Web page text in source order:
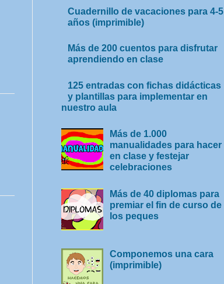
Cuadernillo de vacaciones para 4-5
años (imprimible)
Más de 200 cuentos para disfrutar
aprendiendo en clase
125 entradas con fichas didácticas
y plantillas para implementar en
nuestro aula
Más de 1.000
manualidades para hacer
en clase y festejar
celebraciones
Más de 40 diplomas para
premiar el fin de curso de
los peques
Componemos una cara
(imprimible)